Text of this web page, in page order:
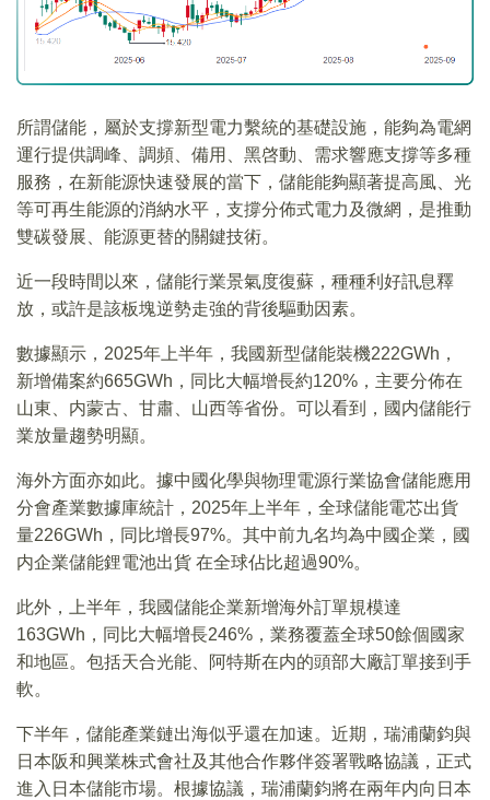
所謂儲能，屬於支撐新型電力繫統的基礎設施，能夠為電網
運行提供調峰、調頻、備用、黑啓動、需求響應支撐等多種
服務，在新能源快速發展的當下，儲能能夠顯著提高風、光
等可再生能源的消納水平，支撐分佈式電力及微網，是推動
雙碳發展、能源更替的關鍵技術。
近一段時間以來，儲能行業景氣度復蘇，種種利好訊息釋
放，或許是該板塊逆勢走強的背後驅動因素。
數據顯示，2025年上半年，我國新型儲能裝機222GWh，
新增備案約665GWh，同比大幅增長約120%，主要分佈在
山東、内蒙古、甘肅、山西等省份。可以看到，國内儲能行
業放量趨勢明顯。
海外方面亦如此。據中國化學與物理電源行業協會儲能應用
分會產業數據庫統計，2025年上半年，全球儲能電芯出貨
量226GWh，同比增長97%。其中前九名均為中國企業，國
内企業儲能鋰電池出貨 在全球佔比超過90%。
此外，上半年，我國儲能企業新增海外訂單規模達
163GWh，同比大幅增長246%，業務覆蓋全球50餘個國家
和地區。包括天合光能、阿特斯在内的頭部大廠訂單接到手
軟。
下半年，儲能產業鏈出海似乎還在加速。近期，瑞浦蘭鈞與
日本阪和興業株式會社及其他合作夥伴簽署戰略協議，正式
進入日本儲能市場。根據協議，瑞浦蘭鈞將在兩年内向日本